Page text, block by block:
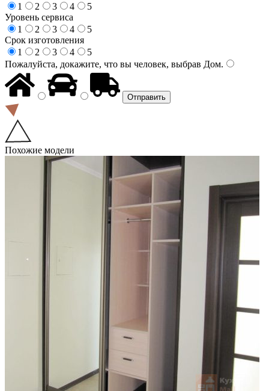
1
2 3 4
5
Уровень сервиса
1
2 3 4
5
Срок изготовления
1
2 3 4
5
Пожалуйста, докажите, что вы человек, выбрав Дом.
Похожие модели